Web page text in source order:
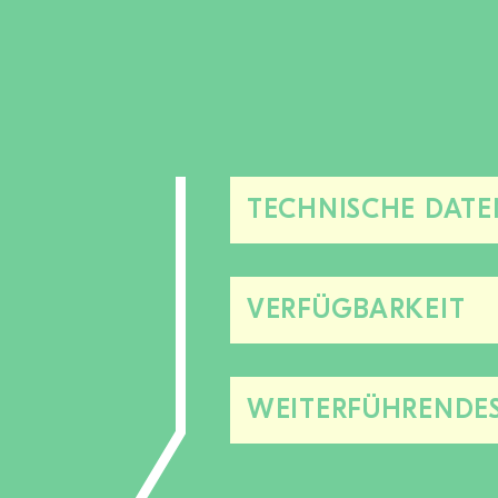
TECHNISCHE
VERFÜGBARKEIT